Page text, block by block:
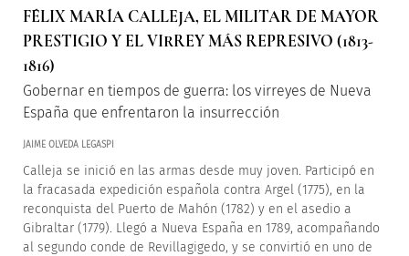
FÉLIX MARÍA CALLEJA, EL MILITAR DE MAYOR
PRESTIGIO Y EL VIRREY MÁS REPRESIVO (1813-
1816)
Gobernar en tiempos de guerra: los virreyes de Nueva
España que enfrentaron la insurrección
JAIME OLVEDA LEGASPI
Calleja se inició en las armas desde muy joven. Participó en
la fracasada expedición española contra Argel (1775), en la
reconquista del Puerto de Mahón (1782) y en el asedio a
Gibraltar (1779). Llegó a Nueva España en 1789, acompañando
al segundo conde de Revillagigedo, y se convirtió en uno de